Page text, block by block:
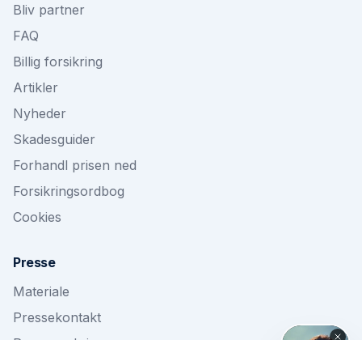
Bliv partner
FAQ
Billig forsikring
Artikler
Nyheder
Skadesguider
Forhandl prisen ned
Forsikringsordbog
Cookies
Presse
Materiale
Pressekontakt